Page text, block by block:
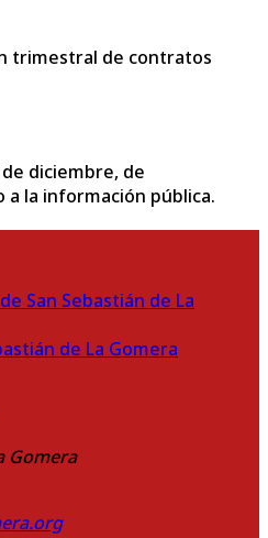
trimestral de contratos
de diciembre, de
a la información pública.
de La Gomera
Gomera